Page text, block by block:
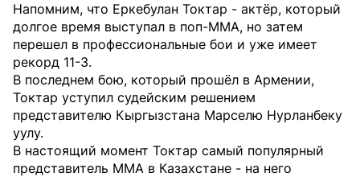
Напомним, что Еркебулан Токтар - актёр, который
долгое время выступал в поп-MMA, но затем
перешел в профессиональные бои и уже имеет
рекорд 11-3.
В последнем бою, который прошёл в Армении,
Токтар уступил судейским решением
представителю Кыргызстана Марселю Нурланбеку
уулу.
В настоящий момент Токтар самый популярный
представитель MMA в Казахстане - на него